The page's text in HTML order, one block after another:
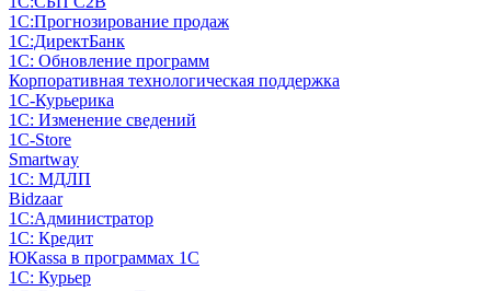
1С:Прогнозирование продаж
1С:ДиректБанк
1С: Обновление программ
Корпоративная технологическая поддержка
1С-Курьерика
1С: Изменение сведений
1C-Store
Smartway
1С: МДЛП
Bidzaar
1С:Администратор
1С: Кредит
ЮКаssа в программах 1С
1С: Курьер